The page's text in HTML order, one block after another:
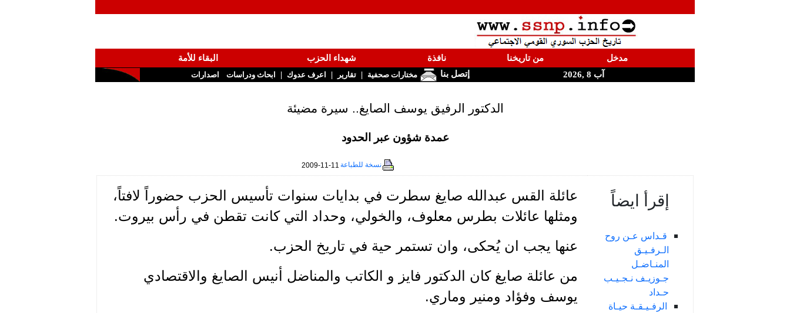
مدخل من تاريخنا نافذة شهداء الحزب
البقاء للأمة
آب 8 ,2026
إتصل بنا مختارات صحفية | تقارير | اعرف عدوك | ابحاث ودراسات اصدارات
الدكتور الرفيق يوسف الصايغ.. سيرة مضيئة
عمدة شؤون عبر الحدود
نسخة للطباعة 2009-11-11
إقرأ ايضاً
قـداس عـن روح
الـرفـيـق
المنـاضـل
جـوزيـف نـجـيـب
حـداد
الرفـيـقـة حيـاة
عائلة القس عبدالله صايغ سطرت في بدايات سنوات تأسيس الحزب حضوراً لافتاً،
ومثلها عائلات بطرس معلوف، والخولي، وحداد التي كانت تقطن في رأس بيروت.
عنها يجب ان يُحكى، وان تستمر حية في تاريخ الحزب.
من عائلة صايغ كان الدكتور فايز و الكاتب والمناضل أنيس الصايغ والاقتصادي
يوسف وفؤاد ومنير وماري.